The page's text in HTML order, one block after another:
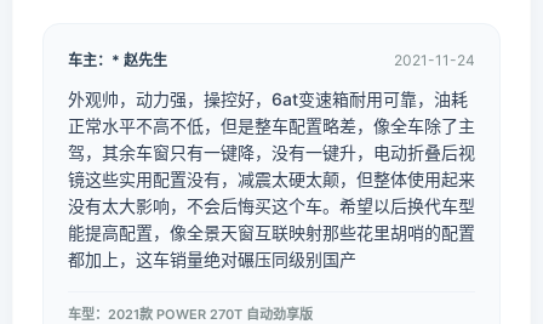
车主：* 赵先生 2021-11-24
外观帅，动力强，操控好，6at变速箱耐用可靠，油耗
正常水平不高不低，但是整车配置略差，像全车除了主
驾，其余车窗只有一键降，没有一键升，电动折叠后视
镜这些实用配置没有，减震太硬太颠，但整体使用起来
没有太大影响，不会后悔买这个车。希望以后换代车型
能提高配置，像全景天窗互联映射那些花里胡哨的配置
都加上，这车销量绝对碾压同级别国产
车型：2021款 POWER 270T 自动劲享版